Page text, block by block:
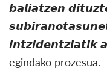
𝙗𝙖𝙡𝙞𝙖𝙩𝙯𝙚𝙣
𝙞𝙣𝙩𝙯𝙞𝙙𝙚𝙣𝙩𝙯𝙞𝙖𝙩𝙞𝙠
egindako prozesua.